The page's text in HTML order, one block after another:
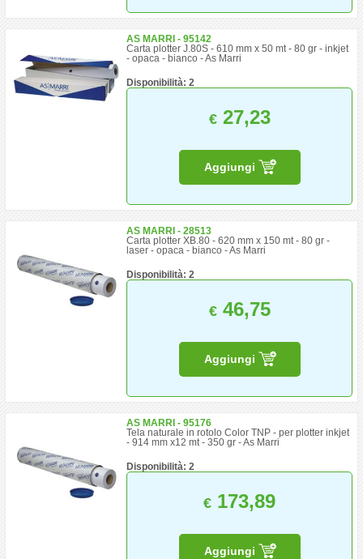
AS MARRI - 95142
Carta plotter J.80S - 610 mm x 50 mt - 80 gr - inkjet
- opaca - bianco - As Marri
Disponibilità: 2
€27,23
Aggiungi
AS MARRI - 28513
Carta plotter XB.80 - 620 mm x 150 mt - 80 gr -
laser - opaca - bianco - As Marri
Disponibilità: 2
€46,75
Aggiungi
AS MARRI - 95176
Tela naturale in rotolo Color TNP - per plotter inkjet
- 914 mm x12 mt - 350 gr - As Marri
Disponibilità: 2
€ 173,89
Aggiungi